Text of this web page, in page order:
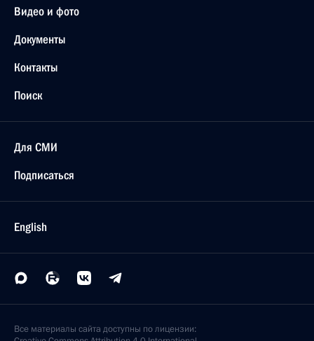
Видео и фото
Документы
Контакты
Поиск
Для СМИ
Подписаться
English
Все материалы сайта доступны по лицензии: